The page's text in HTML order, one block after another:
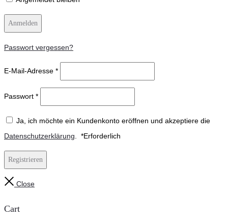
Anmelden
Passwort vergessen?
E-Mail-Adresse *
Passwort *
Ja, ich möchte ein Kundenkonto eröffnen und akzeptiere die
Datenschutzerklärung. *Erforderlich
Registrieren
Close
Cart